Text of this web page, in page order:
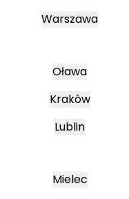
Warszawa
Oława
Kraków
Lublin
Mielec